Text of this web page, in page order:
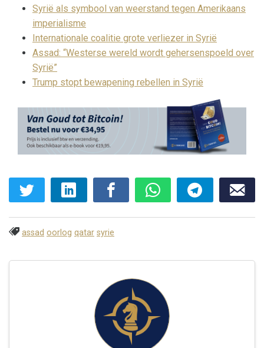
Syrië als symbool van weerstand tegen Amerikaans
imperialisme
Internationale coalitie grote verliezer in Syrië
Assad: “Westerse wereld wordt gehersenspoeld over
Syrië”
Trump stopt bewapening rebellen in Syrië
assad oorlog qatar syrie